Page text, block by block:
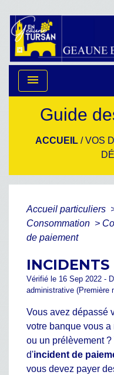
menu
Guide
ACCUEIL/VOS
Accueil particuliers
Consommation >
de paiement
Vérifié le 16 Sep 2022 -
administrative (Première
Vous avez dépassé
votre banque vous
ou un prélèvement
d'incident de
vous devez payer